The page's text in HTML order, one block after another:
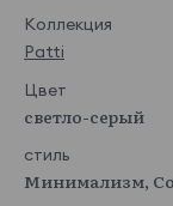
Коллекция
Patti
Цвет
светло-серый
стиль
Минимализм,